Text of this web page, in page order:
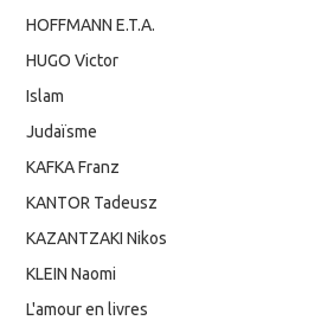
HOFFMANN E.T.A.
HUGO Victor
Islam
Judaïsme
KAFKA Franz
KANTOR Tadeusz
KAZANTZAKI Nikos
KLEIN Naomi
L'amour en livres